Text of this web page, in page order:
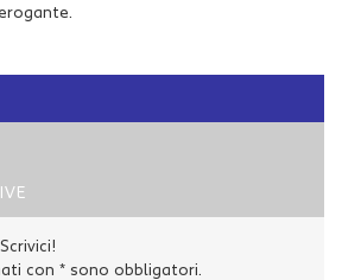
con * sono obbligatori.